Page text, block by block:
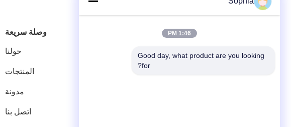
وصلة سريعة
حولنا
المنتجات
مدونة
اتصل بنا
1:46 PM
Good day, what product are you looking
for?